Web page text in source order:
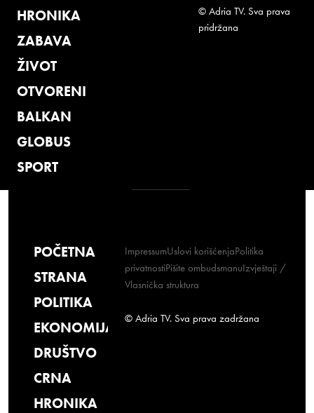
HRONIKA
ZABAVA
ŽIVOT
OTVORENI
BALKAN
GLOBUS
SPORT
© Adria TV. Sva prava
pridržana
POČETNA
STRANA
POLITIKA
EKONOMIJA
DRUŠTVO
CRNA
HRONIKA
ImpressumUslovi korišćenjaPolitika
privatnostiPišite ombudsmanuIzvještaji /
Vlasnička struktura
© Adria TV. Sva prava zadržana